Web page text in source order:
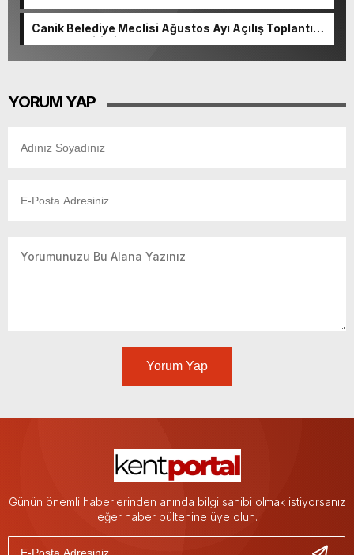
Canik Belediye Meclisi Ağustos Ayı Açılış Toplantısı
gerçekleştirildi
YORUM YAP
Yorum Yap
Günün önemli haberlerinden anında bilgi sahibi olmak istiyorsanız
eğer haber bültenine üye olun.